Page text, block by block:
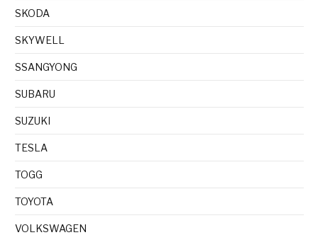
SKODA
SKYWELL
SSANGYONG
SUBARU
SUZUKI
TESLA
TOGG
TOYOTA
VOLKSWAGEN